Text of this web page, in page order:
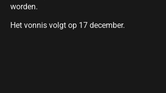
worden.
Het vonnis volgt op 17 december.